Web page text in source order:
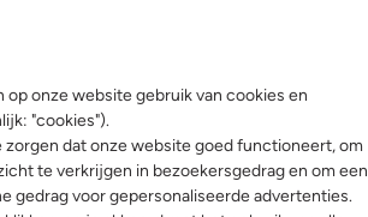
op onze website gebruik van cookies en
"cookies").
dat onze website goed functioneert, om
te verkrijgen in bezoekersgedrag en om een
gedrag voor gepersonaliseerde advertenties.